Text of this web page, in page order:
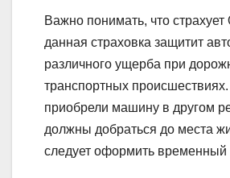
Важно понимать, что
данная страховка защитит
различного ущерба при
транспортных
приобрели машину в другом
должны добраться до места
следует оформить временный